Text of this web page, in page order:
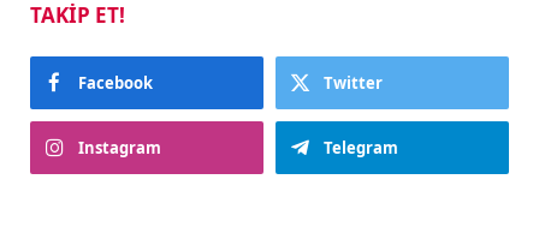
TAKIP ET!
Facebook Twitter
Instagram Telegram